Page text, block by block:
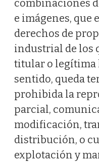
combinaciones
e imágenes, que
derechos de
industrial de los
titular o legítima
sentido, queda
prohibida la
parcial,
modificación,
distribución, o
explotación y